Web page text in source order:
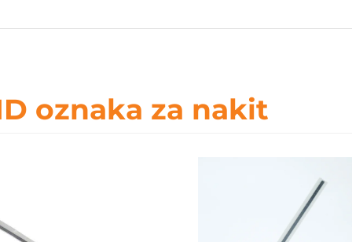
oznaka za nakit